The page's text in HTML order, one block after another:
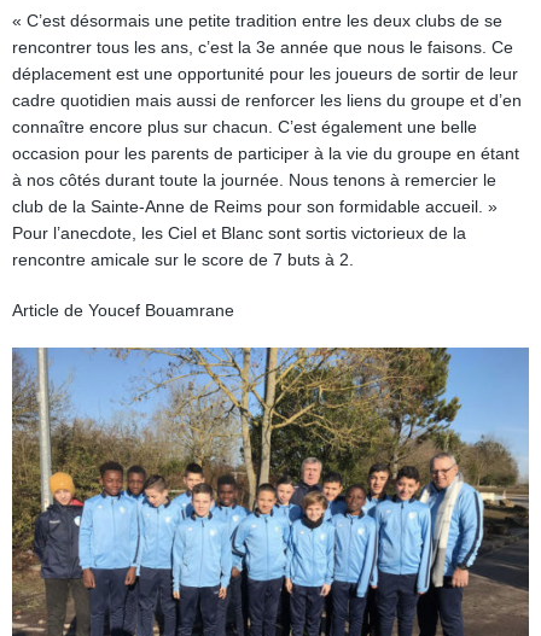
« C’est désormais une petite tradition entre les deux clubs de se
rencontrer tous les ans, c’est la 3e année que nous le faisons. Ce
déplacement est une opportunité pour les joueurs de sortir de leur
cadre quotidien mais aussi de renforcer les liens du groupe et d’en
connaître encore plus sur chacun. C’est également une belle
occasion pour les parents de participer à la vie du groupe en étant
à nos côtés durant toute la journée. Nous tenons à remercier le
club de la Sainte-Anne de Reims pour son formidable accueil. »
Pour l’anecdote, les Ciel et Blanc sont sortis victorieux de la
rencontre amicale sur le score de 7 buts à 2.
Article de Youcef Bouamrane